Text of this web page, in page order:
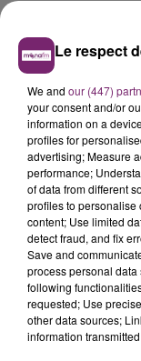
Le respect
We and our (447)
your consent and/or
information on a
profiles for
advertising; Measure
performance;
of data from different
profiles to personalise
content; Use limited
detect fraud, and fix
Save and
process personal
following
requested; Use
other data sources;
information